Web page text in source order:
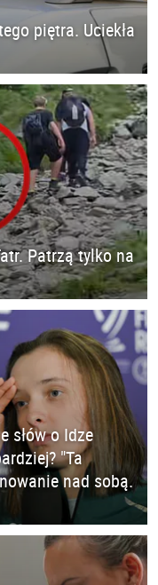
piętra. Uciekła
Patrzą tylko na
słów o Idze
"Ta
nad sobą.